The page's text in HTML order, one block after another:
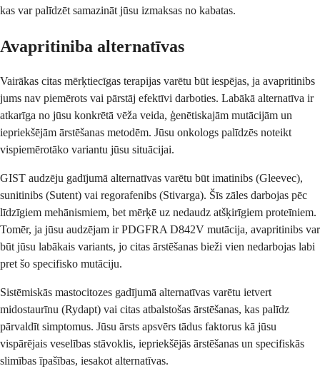
kas var palīdzēt samazināt jūsu izmaksas no kabatas.
Avapritiniba alternatīvas
Vairākas citas mērķtiecīgas terapijas varētu būt iespējas, ja avapritinibs
jums nav piemērots vai pārstāj efektīvi darboties. Labākā alternatīva ir
atkarīga no jūsu konkrētā vēža veida, ģenētiskajām mutācijām un
iepriekšējām ārstēšanas metodēm. Jūsu onkologs palīdzēs noteikt
vispiemērotāko variantu jūsu situācijai.
GIST audzēju gadījumā alternatīvas varētu būt imatinibs (Gleevec),
sunitinibs (Sutent) vai regorafenibs (Stivarga). Šīs zāles darbojas pēc
līdzīgiem mehānismiem, bet mērķē uz nedaudz atšķirīgiem proteīniem.
Tomēr, ja jūsu audzējam ir PDGFRA D842V mutācija, avapritinibs var
būt jūsu labākais variants, jo citas ārstēšanas bieži vien nedarbojas labi
pret šo specifisko mutāciju.
Sistēmiskās mastocitozes gadījumā alternatīvas varētu ietvert
midostaurīnu (Rydapt) vai citas atbalstošas ārstēšanas, kas palīdz
pārvaldīt simptomus. Jūsu ārsts apsvērs tādus faktorus kā jūsu
vispārējais veselības stāvoklis, iepriekšējās ārstēšanas un specifiskās
slimības īpašības, iesakot alternatīvas.